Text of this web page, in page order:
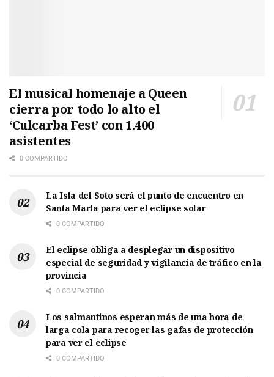
El musical homenaje a Queen
cierra por todo lo alto el
‘Culcarba Fest’ con 1.400
asistentes
0 COMPARTIDO
La Isla del Soto será el punto de encuentro en
Santa Marta para ver el eclipse solar
0 COMPARTIDO
El eclipse obliga a desplegar un dispositivo
especial de seguridad y vigilancia de tráfico en la
provincia
0 COMPARTIDO
Los salmantinos esperan más de una hora de
larga cola para recoger las gafas de protección
para ver el eclipse
0 COMPARTIDO